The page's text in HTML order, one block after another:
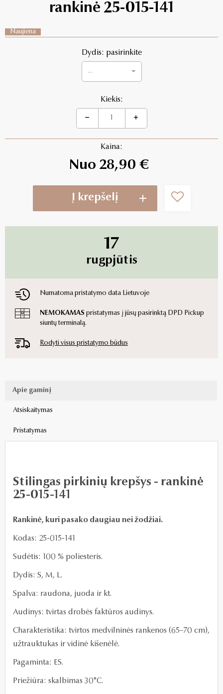
rankinė 25-015-141
Naujiena
Dydis: pasirinkite
...
Kiekis:
Kaina:
Nuo 28,90 €
Į krepšelį
17
rugpjūtis
Numatoma pristatymo data Lietuvoje
NEMOKAMAS pristatymas į jūsų pasirinktą DPD Pickup
siuntų terminalą.
Rodyti visus pristatymo būdus
Apie gaminį
Atsiskaitymas
Pristatymas
Stilingas pirkinių krepšys - rankinė
25-015-141
Rankinė, kuri pasako daugiau nei žodžiai.
Kodas: 25-015-141
Sudėtis: 100 % poliesteris.
Dydis: S, M, L.
Spalva: raudona, juoda ir kt.
Audinys: tvirtas drobės faktūros audinys.
Charakteristika: tvirtos medvilninės rankenos (65–70 cm),
užtrauktukas ir vidinė kišenėlė.
Pagaminta: ES.
Priežiūra: skalbimas 30°C.